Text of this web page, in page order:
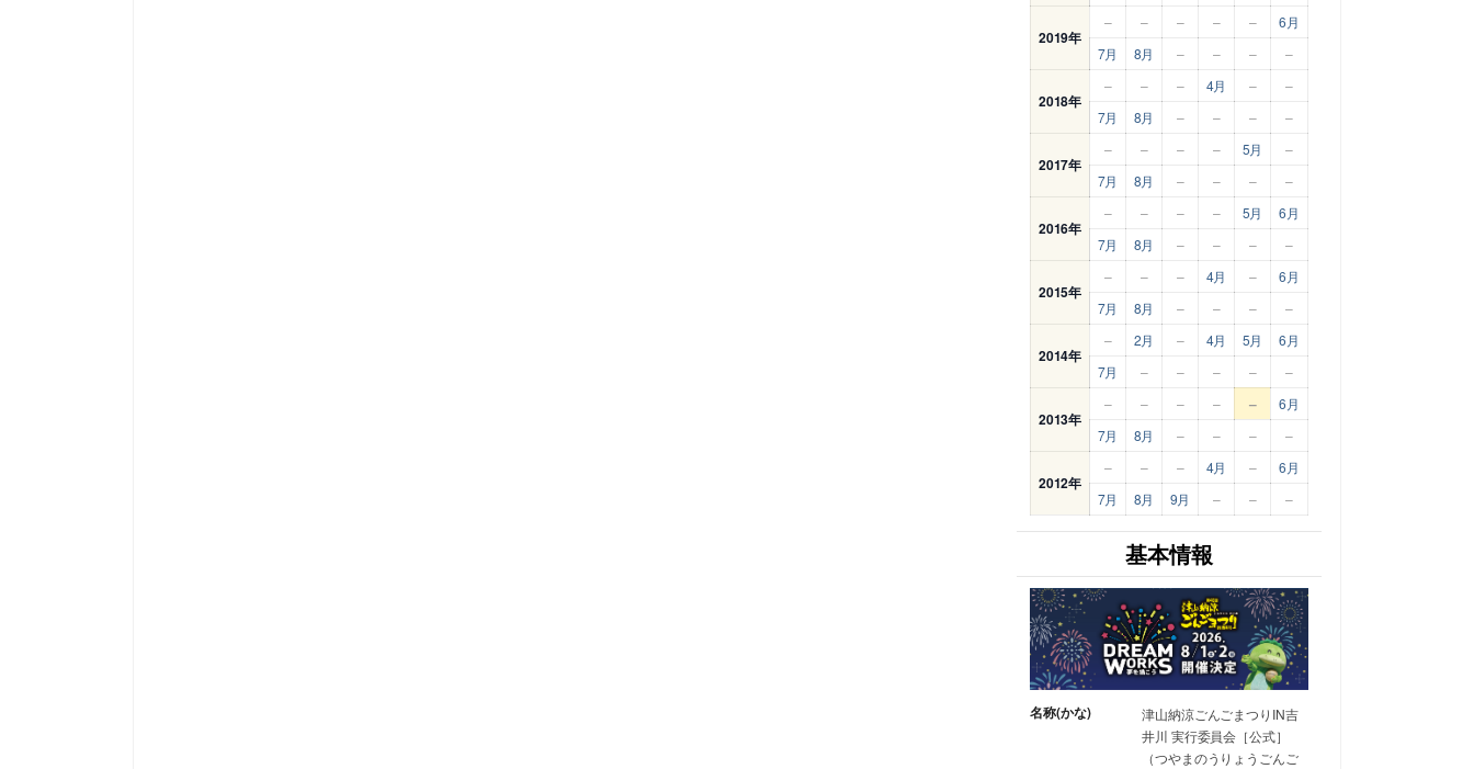
2019年
– – – – –
6月
7月
8月 – – – –
2018年
– – – 4月 –
–
7月
8月 – – – –
2017年
– – – – 5月
–
7月
8月 – – – –
2016年
– – – – 5月
6月
7月
8月 – – – –
2015年
– – – 4月 –
6月
7月
8月 – – – –
2014年
– 2月 – 4月 5月
6月
7月
– – – – –
2013年
– – – – –
6月
7月
8月 – – – –
2012年
– – – 4月 –
6月
7月
8月 9月 – – –
基本情報
名称(かな)
津山納涼ごんごまつりIN吉
井川 実行委員会［公式］
（つやまのうりょうごんご